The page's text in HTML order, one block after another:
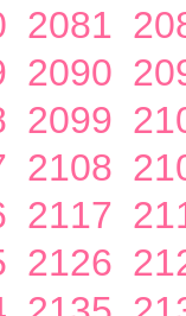
2081
2090
2099
2108
2117
2126